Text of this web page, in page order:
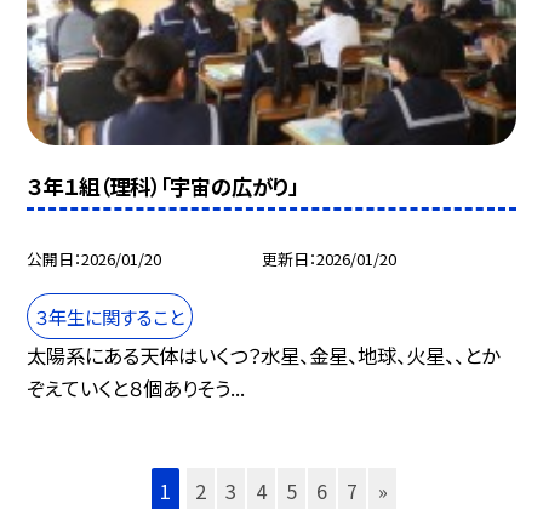
３年１組（理科）「宇宙の広がり」
公開日 2026/01/20 更新日 2026/01/20
３年生に関すること
太陽系にある天体はいくつ？水星、金星、地球、火星、、とか
ぞえていくと８個ありそう...
1 2 3 4 5 6 7 »